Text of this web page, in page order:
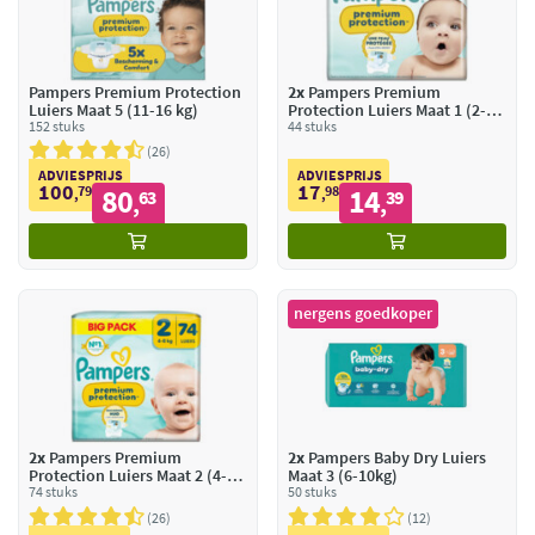
Pampers Premium Protection
Luiers Maat 5 (11-16 kg)
152 stuks
26
ADVIESPRIJS
100,79 80,63
2xPampers Premium
Protection Luiers Maat 1 (2-5
kg)
44 stuks
ADVIESPRIJS
17,98 14,39
2x Pampers Premium
Protection Luiers Maat 2 (4-8
kg)
74 stuks
26
nergens goedkoper
2xPampers Baby Dry Luiers
Maat 3 (6-10kg)
50 stuks
12